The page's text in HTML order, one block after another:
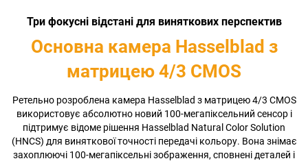
Три фокусні відстані для виняткових перспектив
Основна камера Hasselblad з
матрицею 4/3 CMOS
Ретельно розроблена камера Hasselblad з матрицею 4/3 CMOS
використовує абсолютно новий 100-мегапіксельний сенсор і
підтримує відоме рішення Hasselblad Natural Color Solution
(HNCS) для виняткової точності передачі кольору. Вона знімає
захоплюючі 100-мегапіксельні зображення, сповнені деталей і